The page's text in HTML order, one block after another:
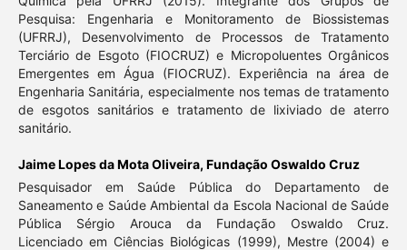
Pesquisa: Engenharia e Monitoramento de Biossistemas
(UFRRJ), Desenvolvimento de Processos de Tratamento
Terciário de Esgoto (FIOCRUZ) e Micropoluentes Orgânicos
Emergentes em Água (FIOCRUZ). Experiência na área de
Engenharia Sanitária, especialmente nos temas de tratamento
de esgotos sanitários e tratamento de lixiviado de aterro
sanitário.
Jaime Lopes da Mota Oliveira, Fundação Oswaldo Cruz
Pesquisador em Saúde Pública do Departamento de
Saneamento e Saúde Ambiental da Escola Nacional de Saúde
Pública Sérgio Arouca da Fundação Oswaldo Cruz.
Licenciado em Ciências Biológicas (1999), Mestre (2004) e